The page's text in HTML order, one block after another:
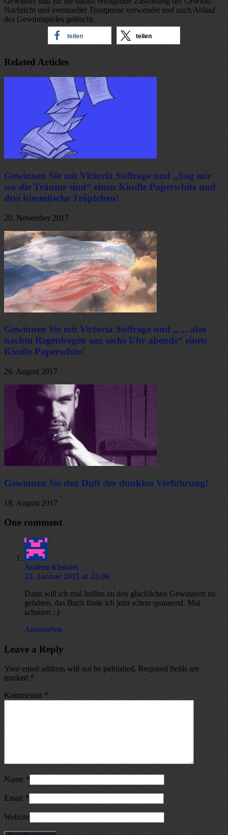
Nachricht und eventueller Trostpreise verwendet und nach Ablauf
des Gewinnspieles gelöscht.
teilen teilen
Related Articles
Gewinnen Sie mit Victoria Suffrage und „Sag mir
wo die Träume sind“ einen Kindle Paperwhite und
drei himmlische Tröpfchen!
20. November 2017
Gewinnen Sie mit Victoria Suffrage und „… also
nachm Regenbogen um sechs Uhr abends“ einen
Kindle Paperwhite!
26. August 2017
Gewinnen Sie den Duft der dunklen Verführung!
19. August 2017
One comment
Andrea Kleinert
23. Januar 2015 at 22:06
Dann will ich mal hoffen zu den glücklichen Gewinnern zu
gehören, das Buch finde ich jetzt schon spannend. Mal
schauen :-)
Antworten
Leave a Reply
Your email address will not be published. Required fields are
marked *
Kommentar *
Name *
Email *
Website